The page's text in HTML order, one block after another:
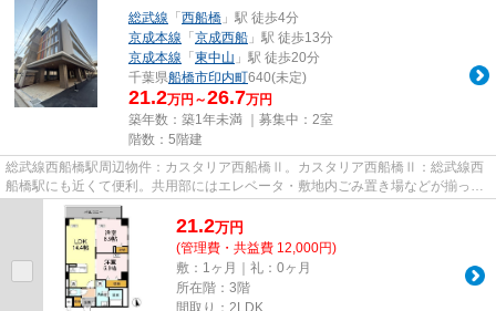
総武線 「 西船橋 」駅 徒歩4分
京成本線 「 京成西船 」駅 徒歩13分
京成本線 「 東中山 」駅 徒歩20分
千葉県船橋市印内町640(未定)
21.2万円～26.7万円
築年数：築1年未満 ｜募集中： 2室
階数：5階建
総武線西船橋駅周辺物件：カスタリア西船橋Ⅱ。カスタリア西船橋Ⅱ：総武線西
船橋駅にも近くて便利。共用部にはエレベータ・敷地内ごみ置き場などが揃って
おります。初期費用のカード決...
21.2万円
(管理費・共益費 12,000円)
敷：1ヶ月｜礼：0ヶ月
所在階：3階
間取り：2LDK